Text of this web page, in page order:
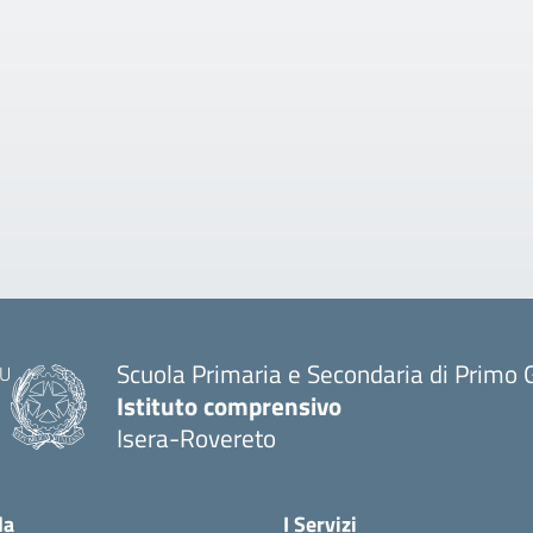
Scuola Primaria e Secondaria di Primo
Istituto comprensivo
Isera-Rovereto
I Servizi